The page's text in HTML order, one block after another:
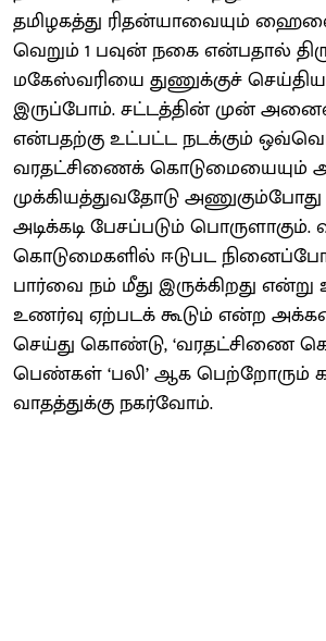
தமிழகத்து ரிதன்யாவையும்
வெறும் 1 பவுன் நகை என்பதால்
மகேஸ்வரியை துணுக்குச்
இருப்போம். சட்டத்தின் முன்
என்பதற்கு உட்பட்ட நடக்கும்
வரதட்சிணைக் கொடுமையையும்
முக்கியத்துவதோடு அணுகும்போது
அடிக்கடி பேசப்படும்
கொடுமைகளில் ஈடுபட
பார்வை நம் மீது இருக்கிறது
உணர்வு ஏற்படக் கூடும் என்ற
செய்து கொண்டு, ‘வரதட்சிணை
பெண்கள் ‘பலி’ ஆக பெற்றோரும்
வாதத்துக்கு நகர்வோம்.